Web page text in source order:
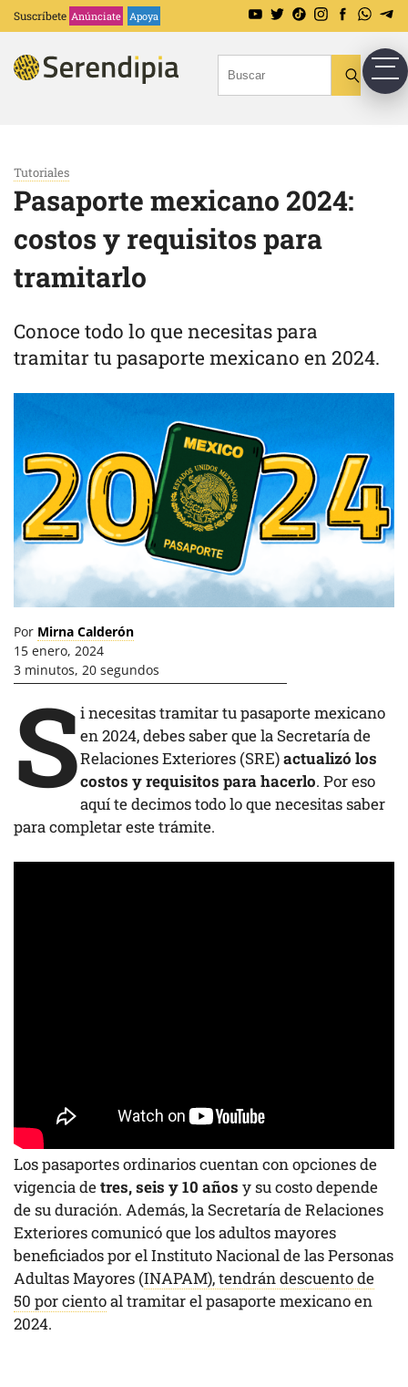
Suscríbete Anúnciate Apoya
Tutoriales
Pasaporte mexicano 2024:
costos y requisitos para
tramitarlo
Conoce todo lo que necesitas para
tramitar tu pasaporte mexicano en 2024.
Por Mirna Calderón
15 enero, 2024
3 minutos, 20 segundos
Si necesitas tramitar tu pasaporte mexicano
en 2024, debes saber que la Secretaría de
Relaciones Exteriores (SRE)actualizó los
costos y requisitos para hacerlo. Por eso
aquí te decimos todo lo que necesitas saber
para completar este trámite.
Los pasaportes ordinarios cuentan con opciones de
vigencia detres, seis y 10 años y su costo depende
de su duración. Además, la Secretaría de Relaciones
Exteriores comunicó que los adultos mayores
beneficiados por el Instituto Nacional de las Personas
Adultas Mayores (INAPAM), tendrán descuento de
50 por cientoal tramitar el pasaporte mexicano en
2024.